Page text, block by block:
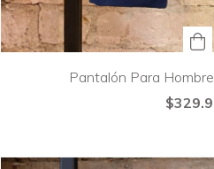
Pantalón Para